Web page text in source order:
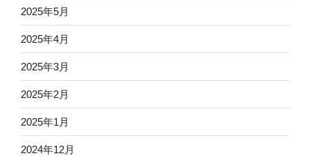
2025年5月
2025年4月
2025年3月
2025年2月
2025年1月
2024年12月